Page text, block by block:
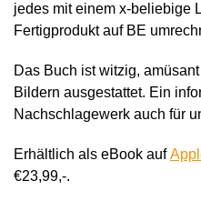
jedes mit einem x-beliebige
Fertigprodukt auf BE
Das Buch ist witzig,
Bildern ausgestattet. Ein
Nachschlagewerk auch für
Erhältlich als eBook auf
€23,99,-.